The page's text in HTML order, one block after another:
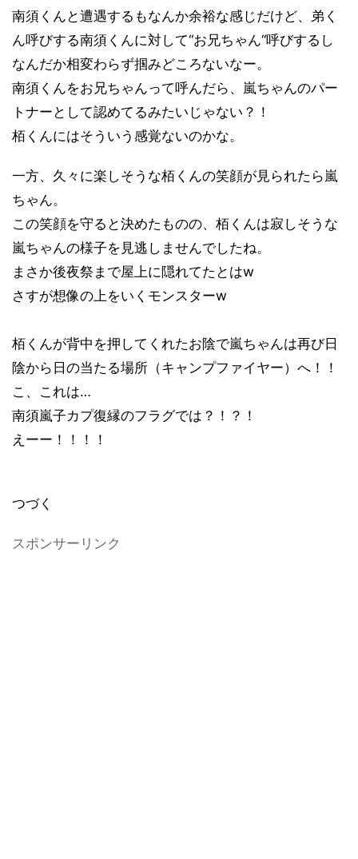
南須くんと遭遇するもなんか余裕な感じだけど、弟く
ん呼びする南須くんに対して“お兄ちゃん“呼びするし
なんだか相変わらず掴みどころないなー。
南須くんをお兄ちゃんって呼んだら、嵐ちゃんのパー
トナーとして認めてるみたいじゃない？！
栢くんにはそういう感覚ないのかな。
一方、久々に楽しそうな栢くんの笑顔が見られたら嵐
ちゃん。
この笑顔を守ると決めたものの、栢くんは寂しそうな
嵐ちゃんの様子を見逃しませんでしたね。
まさか後夜祭まで屋上に隠れてたとはw
さすが想像の上をいくモンスターw
栢くんが背中を押してくれたお陰で嵐ちゃんは再び日
陰から日の当たる場所（キャンプファイヤー）へ！！
こ、これは…
南須嵐子カプ復縁のフラグでは？！？！
えーー！！！！
つづく
スポンサーリンク